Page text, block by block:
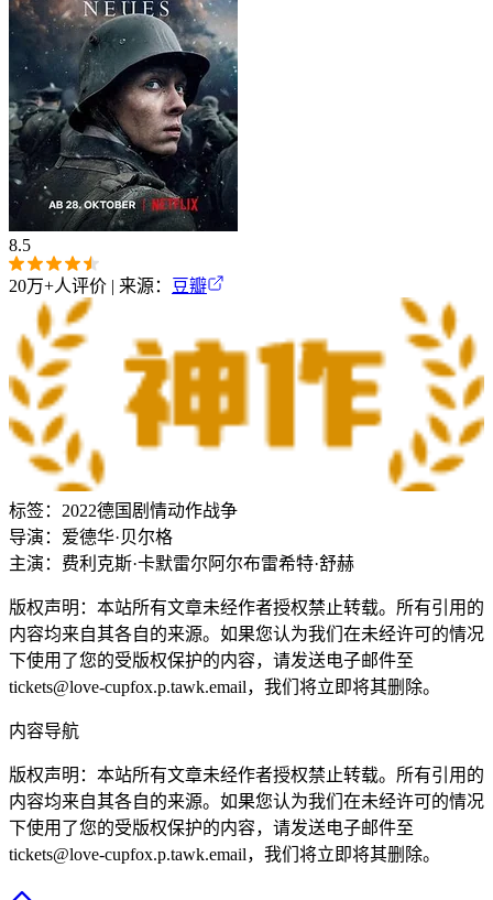
8.5
20万+人评价 | 来源： 豆瓣
标签： 2022德国 剧情动作战争
导演： 爱德华·贝尔格
主演： 费利克斯·卡默雷尔 阿尔布雷希特·舒赫
版权声明：本站所有文章未经作者授权禁止转载。所有引用的
内容均来自其各自的来源。如果您认为我们在未经许可的情况
下使用了您的受版权保护的内容，请发送电子邮件至
tickets@love-cupfox.p.tawk.email，我们将立即将其删除。
内容导航
版权声明：本站所有文章未经作者授权禁止转载。所有引用的
内容均来自其各自的来源。如果您认为我们在未经许可的情况
下使用了您的受版权保护的内容，请发送电子邮件至
tickets@love-cupfox.p.tawk.email，我们将立即将其删除。